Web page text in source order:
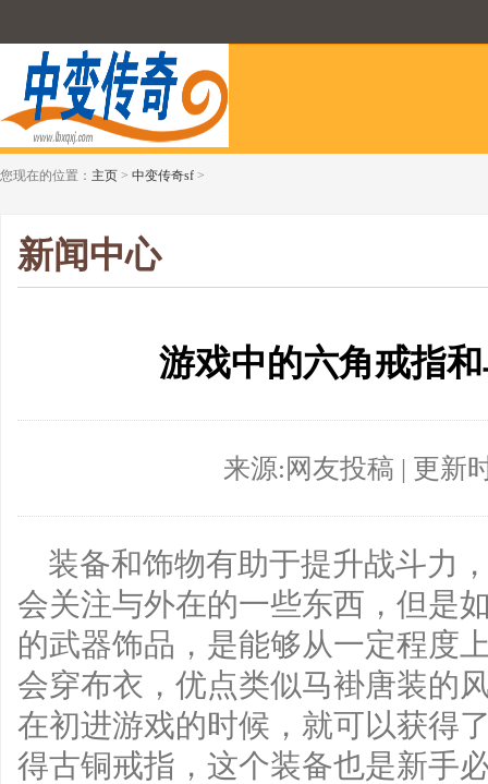
您现在的位置： 主页 > 中变传奇sf >
新闻中心
游戏中的六角戒指
来源:网友投稿 | 更新
装备和饰物有助于提升战斗力
会关注与外在的一些东西，但是
的武器饰品，是能够从一定程度
会穿布衣，优点类似马褂唐装的
在初进游戏的时候，就可以获得
得古铜戒指，这个装备也是新手